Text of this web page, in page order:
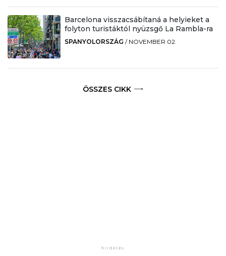
Barcelona visszacsábítaná a helyieket a
folyton turistáktól nyüzsgő La Rambla-ra
SPANYOLORSZÁG / NOVEMBER 02.
ÖSSZES CIKK